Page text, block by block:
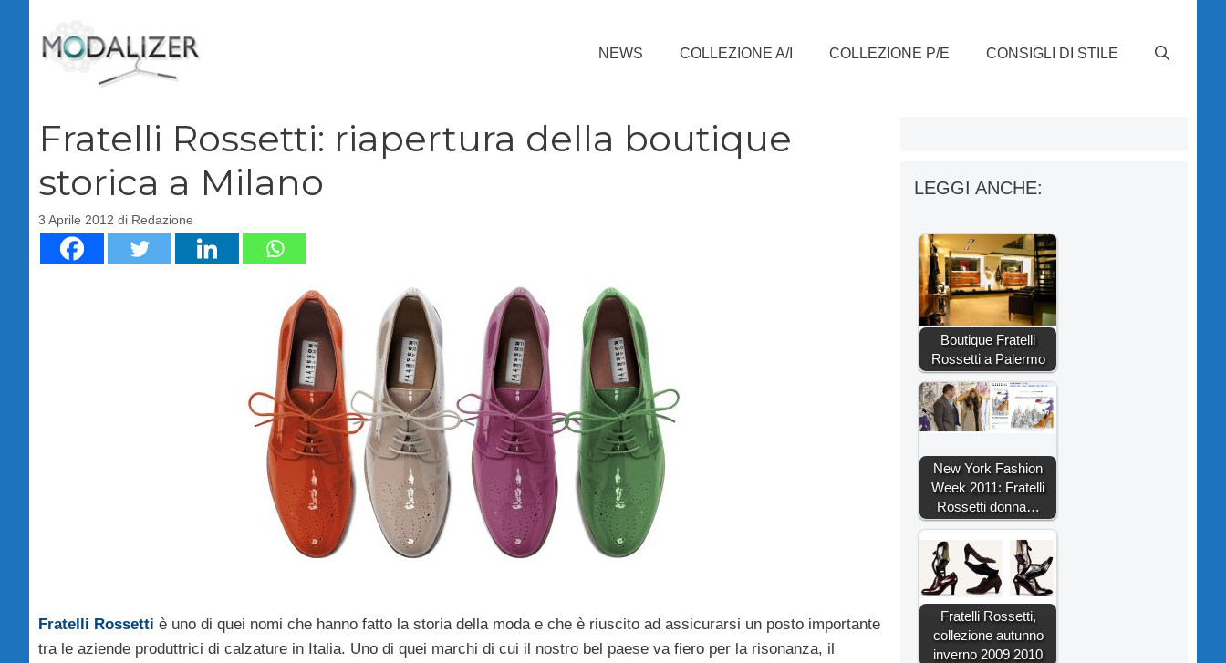
contenuto
NEWS COLLEZIONE A/I COLLEZIONE P/E CONSIGLI DI STILE
Fratelli Rossetti: riapertura della boutique
storica a Milano
3 Aprile 2012 di Redazione
Fratelli Rossetti è uno di quei nomi che hanno fatto la storia della moda e che è riuscito ad assicurarsi un posto importante
tra le aziende produttrici di calzature in Italia. Uno di quei marchi di cui il nostro bel paese va fiero per la risonanza, il
LEGGI ANCHE:
Boutique Fratelli
Rossetti a Palermo
New York Fashion
Week 2011: Fratelli
Rossetti donna…
Fratelli Rossetti,
collezione autunno
inverno 2009 2010